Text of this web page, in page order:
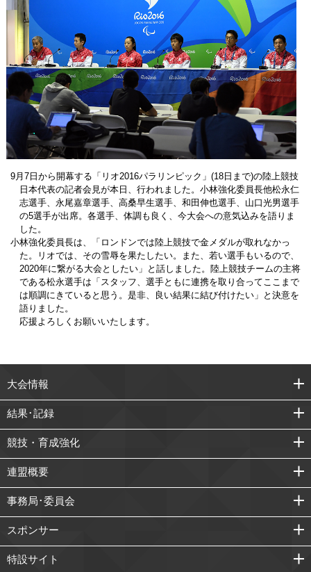
9月7日から開幕する「リオ2016パラリンピック」(18日まで)の陸上競技
日本代表の記者会見が本日、行われました。小林強化委員長他松永仁
志選手、永尾嘉章選手、高桑早生選手、和田伸也選手、山口光男選手
の5選手が出席。各選手、体調も良く、今大会への意気込みを語りま
した。
小林強化委員長は、「ロンドンでは陸上競技で金メダルが取れなかっ
た。リオでは、その雪辱を果たしたい。また、若い選手もいるので、
2020年に繋がる大会としたい」と話しました。陸上競技チームの主将
である松永選手は「スタッフ、選手ともに連携を取り合ってここまで
は順調にきていると思う。是非、良い結果に結び付けたい」と決意を
語りました。
応援よろしくお願いいたします。
大会情報
結果･記録
競技・育成強化
連盟概要
事務局･委員会
スポンサー
特設サイト